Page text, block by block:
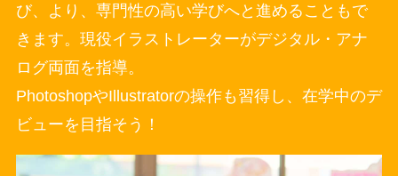
び、より、専門性の高い学びへと進めることもで
きます。現役イラストレーターがデジタル・アナ
ログ両面を指導。
PhotoshopやIllustratorの操作も習得し、在学中のデ
ビューを目指そう！